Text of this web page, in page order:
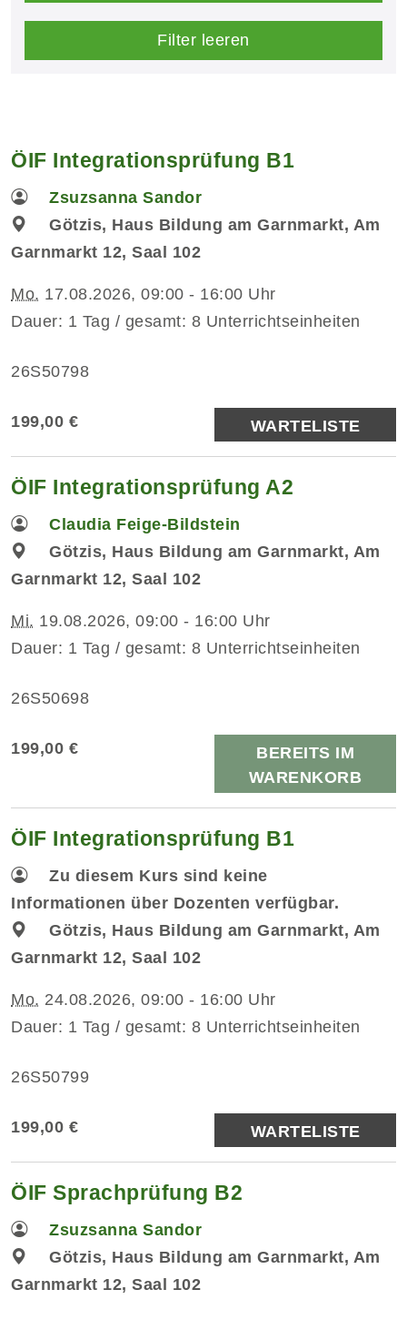
Filter leeren
ÖIF Integrationsprüfung B1
Zsuzsanna Sandor
Götzis, Haus Bildung am Garnmarkt, Am
Garnmarkt 12, Saal 102
Mo. 17.08.2026, 09:00 - 16:00 Uhr
Dauer: 1 Tag / gesamt: 8 Unterrichtseinheiten
26S50798
199,00 € WARTELISTE
ÖIF Integrationsprüfung A2
Claudia Feige-Bildstein
Götzis, Haus Bildung am Garnmarkt, Am
Garnmarkt 12, Saal 102
Mi. 19.08.2026, 09:00 - 16:00 Uhr
Dauer: 1 Tag / gesamt: 8 Unterrichtseinheiten
26S50698
199,00 €
BEREITS IM
WARENKORB
ÖIF Integrationsprüfung B1
Zu diesem Kurs sind keine
Informationen über Dozenten verfügbar.
Götzis, Haus Bildung am Garnmarkt, Am
Garnmarkt 12, Saal 102
Mo. 24.08.2026, 09:00 - 16:00 Uhr
Dauer: 1 Tag / gesamt: 8 Unterrichtseinheiten
26S50799
199,00 € WARTELISTE
ÖIF Sprachprüfung B2
Zsuzsanna Sandor
Götzis, Haus Bildung am Garnmarkt, Am
Garnmarkt 12, Saal 102